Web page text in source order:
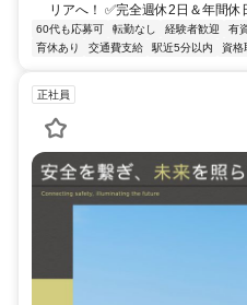
リアへ！ ✅完全週休2日＆年間
60代も応募可 転勤なし 経験者歓迎 有
育休あり
交通費支給 駅近5分以内 資格
正社員